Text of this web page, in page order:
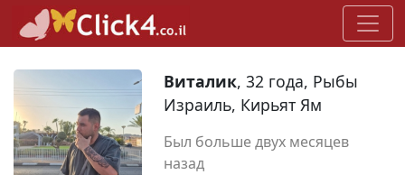
Виталик, 32 года, Рыбы
Израиль, Кирьят Ям
Был больше двух месяцев
назад